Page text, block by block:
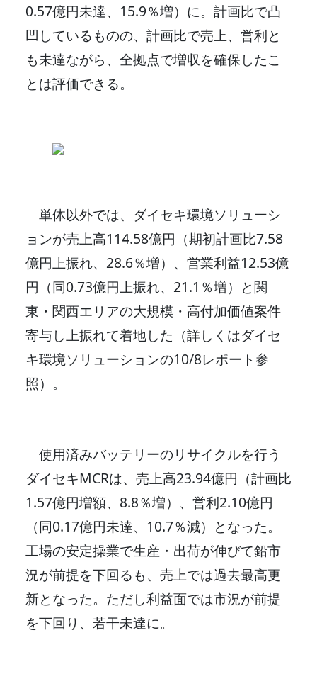
0.57億円未達、15.9％増）に。計画比で凸
凹しているものの、計画比で売上、営利と
も未達ながら、全拠点で増収を確保したこ
とは評価できる。
単体以外では、ダイセキ環境ソリューシ
ョンが売上高114.58億円（期初計画比7.58
億円上振れ、28.6％増）、営業利益12.53億
円（同0.73億円上振れ、21.1％増）と関
東・関西エリアの大規模・高付加価値案件
寄与し上振れて着地した（詳しくはダイセ
キ環境ソリューションの10/8レポート参
照）。
使用済みバッテリーのリサイクルを行う
ダイセキMCRは、売上高23.94億円（計画比
1.57億円増額、8.8％増）、営利2.10億円
（同0.17億円未達、10.7％減）となった。
工場の安定操業で生産・出荷が伸びて鉛市
況が前提を下回るも、売上では過去最高更
新となった。ただし利益面では市況が前提
を下回り、若干未達に。